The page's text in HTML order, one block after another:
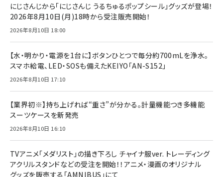
にじさんじから「にじさんじ うるちゅるポップシール」グッズが登場！
2026年8月10日(月)18時から受注販売開始！
2026年8月10日 18:00
【水・明かり・電源を1台に】ボタンひとつで毎分約700mLを浄水。
スマホ給電、LED・SOSも備えたKEIYO「AN-S152」
2026年8月10日 17:10
【業界初※】持ち上げれば“重さ”が分かる。計量機能つき多機能
スーツケースを新発売
2026年8月10日 16:10
TVアニメ「メダリスト」の描き下ろし チャイナ服ver. トレーディング
アクリルスタンドなどの受注を開始！！アニメ・漫画のオリジナル
グッズを販売する「AMNIBUS」にて